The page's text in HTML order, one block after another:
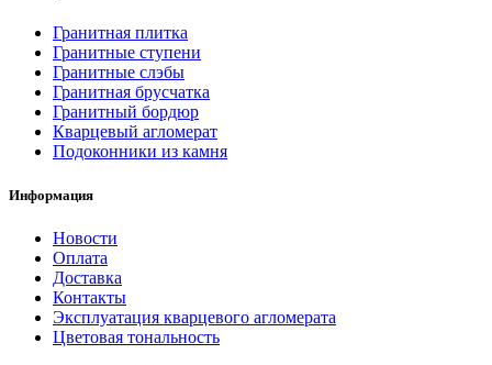
Гранитная плитка
Гранитные ступени
Гранитные слэбы
Гранитная брусчатка
Гранитный бордюр
Кварцевый агломерат
Подоконники из камня
Информация
Новости
Оплата
Доставка
Контакты
Эксплуатация кварцевого агломерата
Цветовая тональность